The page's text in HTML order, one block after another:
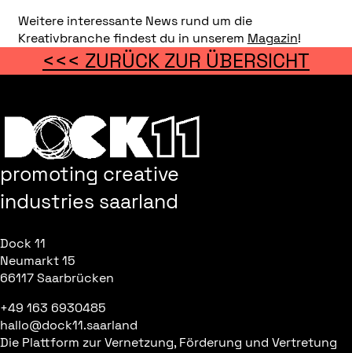
Weitere interessante News rund um die
Kreativbranche findest du in unserem Magazin!
<<< ZURÜCK ZUR ÜBERSICHT
promoting creative
industries saarland
Dock 11
Neumarkt 15
66117 Saarbrücken
+49 163 6930485
hallo@dock11.saarland
Die Plattform zur Vernetzung, Förderung und Vertretung